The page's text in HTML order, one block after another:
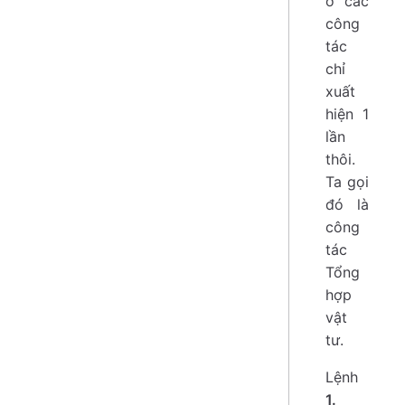
công
tác
chỉ
xuất
hiện 1
lần
thôi.
Ta gọi
đó là
công
tác
Tổng
hợp
vật
tư.
Lệnh
1.